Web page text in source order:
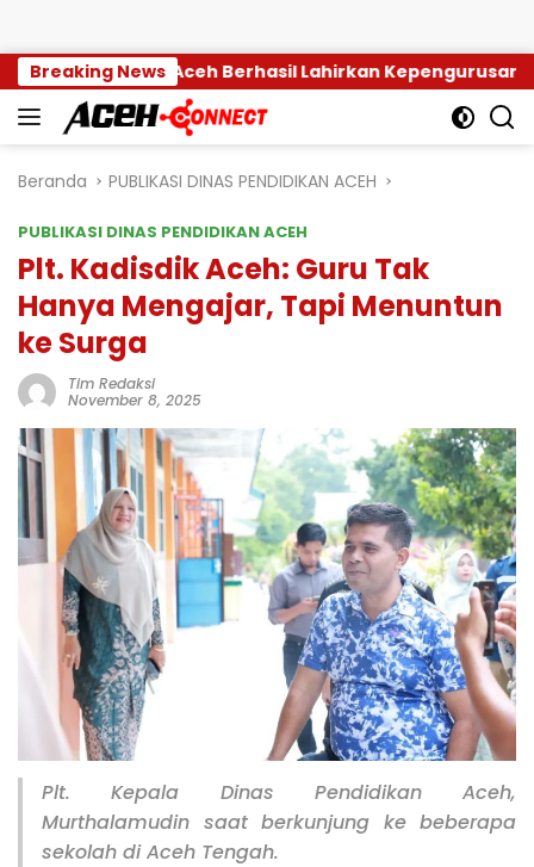
Langsung
ke
konten
Breaking News
Emas Aceh Berhasil Lahirkan Kepengurusan Baru
Beranda PUBLIKASI DINAS PENDIDIKAN ACEH
PUBLIKASI DINAS PENDIDIKAN ACEH
Plt. Kadisdik Aceh: Guru Tak
Hanya Mengajar, Tapi Menuntun
ke Surga
Tim Redaksi
November 8, 2025
Plt. Kepala Dinas Pendidikan Aceh,
Murthalamudin saat berkunjung ke beberapa
sekolah di Aceh Tengah.